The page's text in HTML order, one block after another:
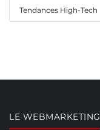
Tendances High-Tech
LE WEBMARKETING